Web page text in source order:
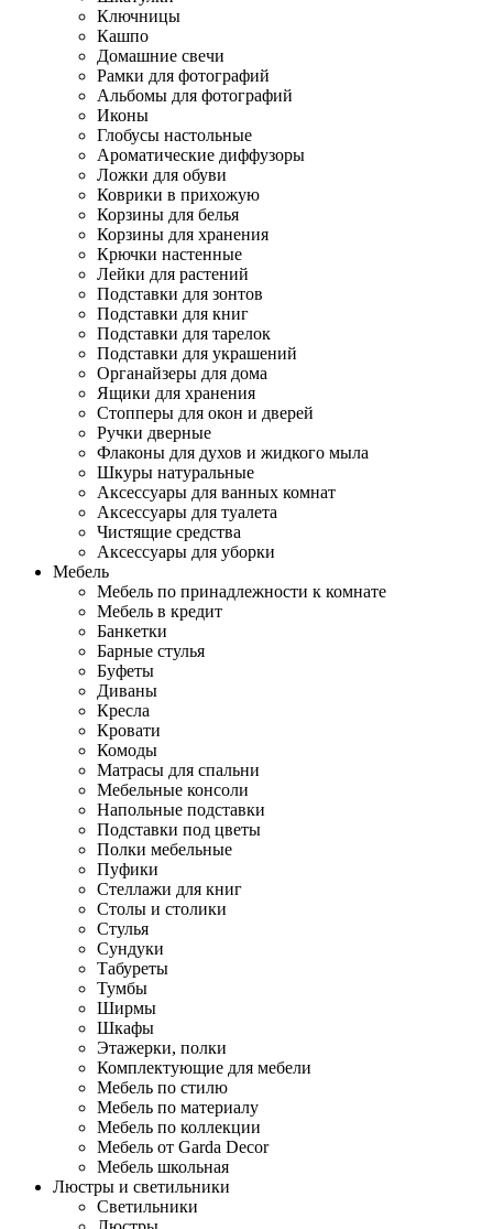
Ключницы
Кашпо
Домашние свечи
Рамки для фотографий
Альбомы для фотографий
Иконы
Глобусы настольные
Ароматические диффузоры
Ложки для обуви
Коврики в прихожую
Корзины для белья
Корзины для хранения
Крючки настенные
Лейки для растений
Подставки для зонтов
Подставки для книг
Подставки для тарелок
Подставки для украшений
Органайзеры для дома
Ящики для хранения
Стопперы для окон и дверей
Ручки дверные
Флаконы для духов и жидкого мыла
Шкуры натуральные
Аксессуары для ванных комнат
Аксессуары для туалета
Чистящие средства
Аксессуары для уборки
Мебель
Мебель по принадлежности к комнате
Мебель в кредит
Банкетки
Барные стулья
Буфеты
Диваны
Кресла
Кровати
Комоды
Матрасы для спальни
Мебельные консоли
Напольные подставки
Подставки под цветы
Полки мебельные
Пуфики
Стеллажи для книг
Столы и столики
Стулья
Сундуки
Табуреты
Тумбы
Ширмы
Шкафы
Этажерки, полки
Комплектующие для мебели
Мебель по стилю
Мебель по материалу
Мебель по коллекции
Мебель от Garda Decor
Мебель школьная
Люстры и светильники
Светильники